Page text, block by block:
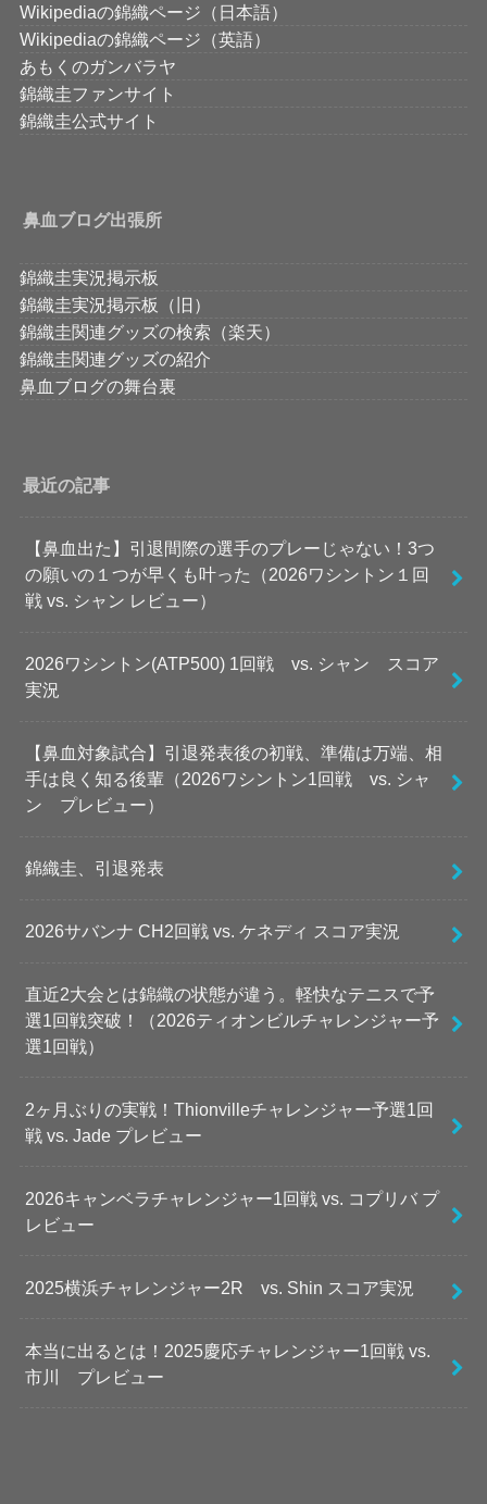
Wikipediaの錦織ページ（日本語）
Wikipediaの錦織ページ（英語）
あもくのガンバラヤ
錦織圭ファンサイト
錦織圭公式サイト
鼻血ブログ出張所
錦織圭実況掲示板
錦織圭実況掲示板（旧）
錦織圭関連グッズの検索（楽天）
錦織圭関連グッズの紹介
鼻血ブログの舞台裏
最近の記事
【鼻血出た】引退間際の選手のプレーじゃない！3つ
の願いの１つが早くも叶った（2026ワシントン１回
戦 vs. シャン レビュー）
2026ワシントン(ATP500) 1回戦 vs. シャン スコア
実況
【鼻血対象試合】引退発表後の初戦、準備は万端、相
手は良く知る後輩（2026ワシントン1回戦 vs. シャ
ン プレビュー）
錦織圭、引退発表
2026サバンナ CH2回戦 vs. ケネディ スコア実況
直近2大会とは錦織の状態が違う。軽快なテニスで予
選1回戦突破！（2026ティオンビルチャレンジャー予
選1回戦）
2ヶ月ぶりの実戦！Thionvilleチャレンジャー予選1回
戦 vs. Jade プレビュー
2026キャンベラチャレンジャー1回戦 vs. コプリバ プ
レビュー
2025横浜チャレンジャー2R vs. Shin スコア実況
本当に出るとは！2025慶応チャレンジャー1回戦 vs.
市川 プレビュー